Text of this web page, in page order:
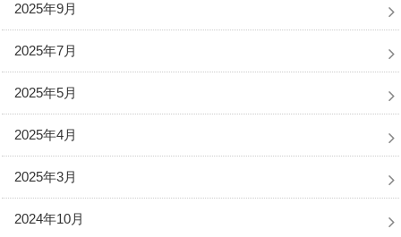
2025年9月
2025年7月
2025年5月
2025年4月
2025年3月
2024年10月